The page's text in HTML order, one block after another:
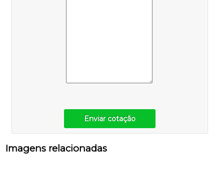
Enviar cotação
Imagens relacionadas